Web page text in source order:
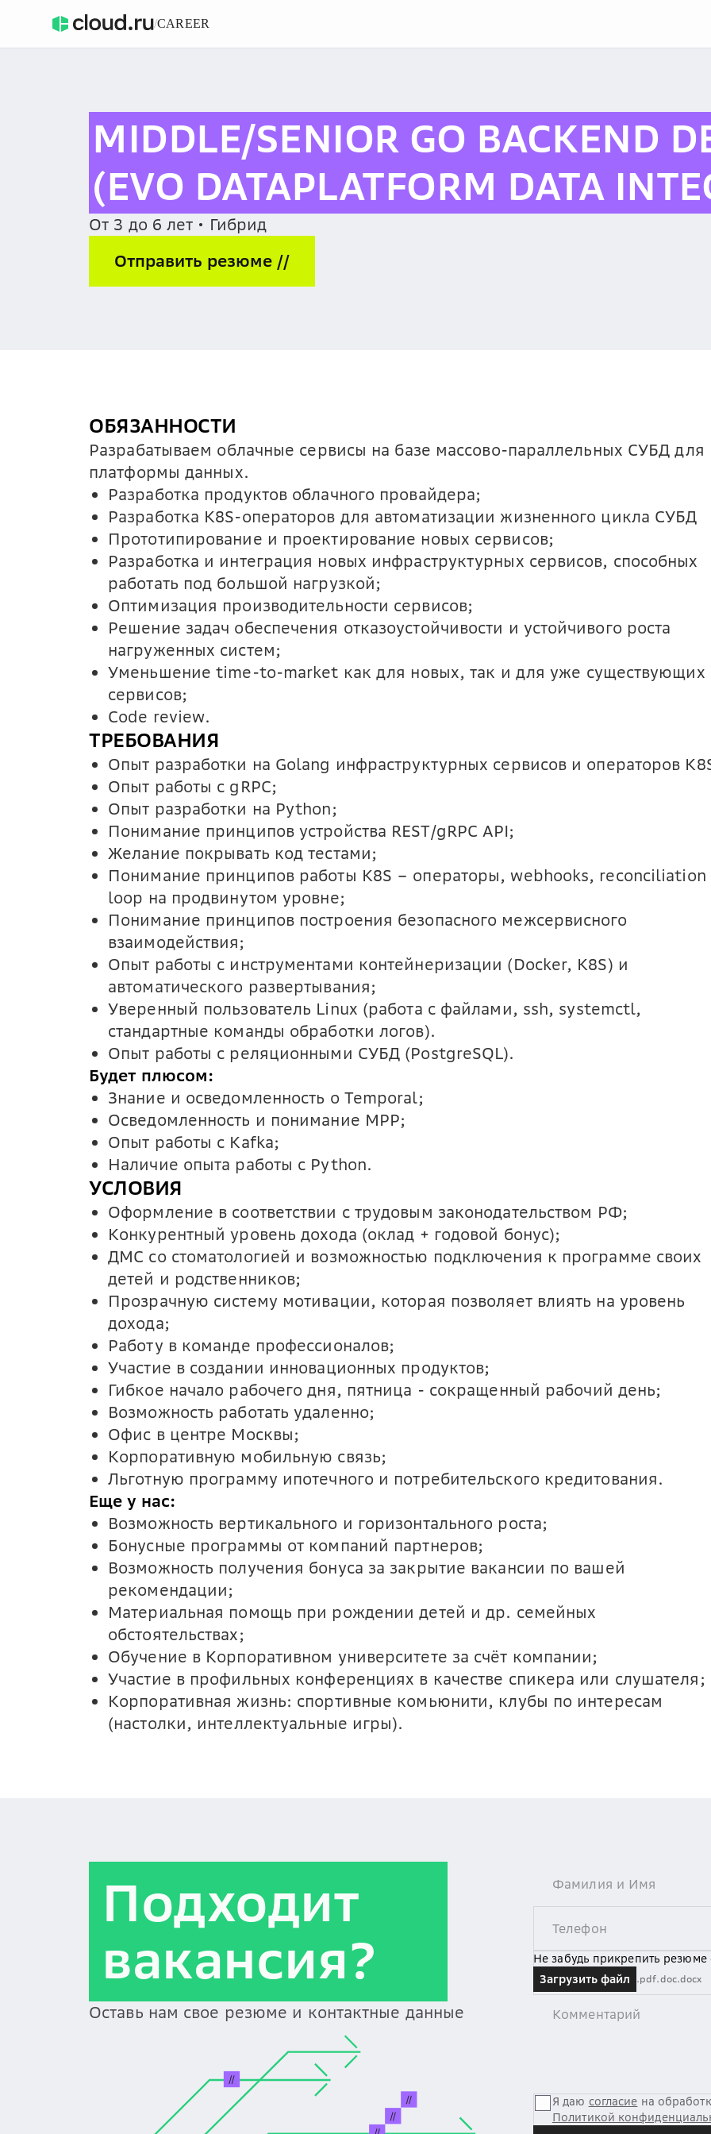
/CAREER
MIDDLE/SENIOR GO BACKEND
(EVO DATAPLATFORM DATA
От 3 до 6 лет • Гибрид
Отправить резюме //
ОБЯЗАННОСТИ
Разрабатываем облачные сервисы на базе массово-параллельных СУБД для
платформы данных.
Разработка продуктов облачного провайдера;
Разработка K8S-операторов для автоматизации жизненного цикла СУБД
Прототипирование и проектирование новых сервисов;
Разработка и интеграция новых инфраструктурных сервисов, способных
работать под большой нагрузкой;
Оптимизация производительности сервисов;
Решение задач обеспечения отказоустойчивости и устойчивого роста
нагруженных систем;
Уменьшение time-to-market как для новых, так и для уже существующих
сервисов;
Code review.
ТРЕБОВАНИЯ
Опыт разработки на Golang инфраструктурных сервисов и операторов
Опыт работы с gRPC;
Опыт разработки на Python;
Понимание принципов устройства REST/gRPC API;
Желание покрывать код тестами;
Понимание принципов работы K8S – операторы, webhooks, reconciliation
loop на продвинутом уровне;
Понимание принципов построения безопасного межсервисного
взаимодействия;
Опыт работы с инструментами контейнеризации (Docker, K8S) и
автоматического развертывания;
Уверенный пользователь Linux (работа с файлами, ssh, systemctl,
стандартные команды обработки логов).
Опыт работы с реляционными СУБД (PostgreSQL).
Будет плюсом:
Знание и осведомленность о Temporal;
Осведомленность и понимание MPP;
Опыт работы с Kafka;
Наличие опыта работы с Python.
УСЛОВИЯ
Оформление в соответствии с трудовым законодательством РФ;
Конкурентный уровень дохода (оклад + годовой бонус);
ДМС со стоматологией и возможностью подключения к программе своих
детей и родственников;
Прозрачную систему мотивации, которая позволяет влиять на уровень
дохода;
Работу в команде профессионалов;
Участие в создании инновационных продуктов;
Гибкое начало рабочего дня, пятница - сокращенный рабочий день;
Возможность работать удаленно;
Офис в центре Москвы;
Корпоративную мобильную связь;
Льготную программу ипотечного и потребительского кредитования.
Еще у нас:
Возможность вертикального и горизонтального роста;
Бонусные программы от компаний партнеров;
Возможность получения бонуса за закрытие вакансии по вашей
рекомендации;
Материальная помощь при рождении детей и др. семейных
обстоятельствах;
Обучение в Корпоративном университете за счёт компании;
Участие в профильных конференциях в качестве спикера или слушателя;
Корпоративная жизнь: спортивные комьюнити, клубы по интересам
(настолки, интеллектуальные игры).
Подходит
вакансия?
Оставь нам свое резюме и контактные данные
Не забудь прикрепить
Загрузить файл
.pdf.doc.docx
Я даю согласие на
Политикой